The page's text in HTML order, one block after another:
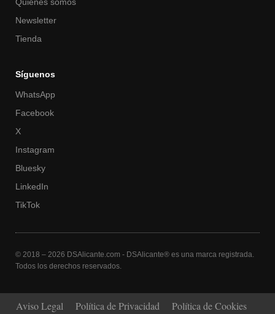
Newsletter
Tienda
Síguenos
WhatsApp
Facebook
X
Instagram
Bluesky
LinkedIn
TikTok
© 2018 – 2026 DSAlicante.com - DSAlicante® es una marca registrada.
Todos los derechos reservados.
Aviso Legal Política de Privacidad
Política de Cookies